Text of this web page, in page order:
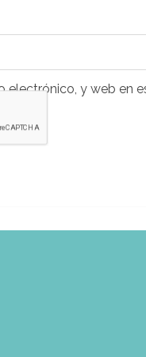
electrónico, y web en